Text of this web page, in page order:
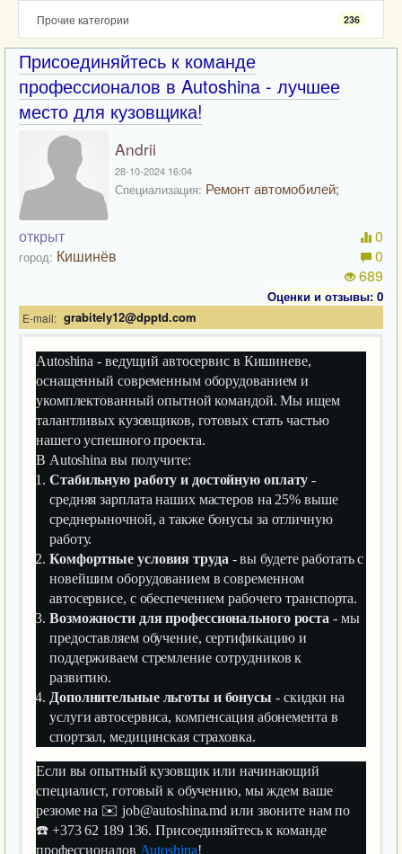
Прочие категории 236
Присоединяйтесь к команде
профессионалов в Autoshina - лучшее
место для кузовщика!
Andrii
28-10-2024 16:04
Специализация: Ремонт автомобилей;
открыт
город: Кишинёв
0
0
689
Оценки и отзывы: 0
E-mail: grabitely12@dpptd.com
Autoshina - ведущий автосервис в Кишиневе,
оснащенный современным оборудованием и
укомплектованный опытной командой. Мы ищем
талантливых кузовщиков, готовых стать частью
нашего успешного проекта.
В Autoshina вы получите:
Стабильную работу и достойную оплату -
средняя зарплата наших мастеров на 25% выше
среднерыночной, а также бонусы за отличную
работу.
Комфортные условия труда - вы будете работать с
новейшим оборудованием в современном
автосервисе, с обеспечением рабочего транспорта.
Возможности для профессионального роста - мы
предоставляем обучение, сертификацию и
поддерживаем стремление сотрудников к
развитию.
Дополнительные льготы и бонусы - скидки на
услуги автосервиса, компенсация абонемента в
спортзал, медицинская страховка.
Если вы опытный кузовщик или начинающий
специалист, готовый к обучению, мы ждем ваше
резюме на ✉️ job@autoshina.md или звоните нам по
☎️ +373 62 189 136. Присоединяйтесь к команде
профессионалов Autoshina!